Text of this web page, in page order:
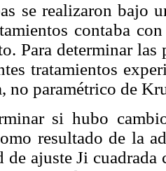
se realizaron bajo
contaba
Para determinar
tratamientos
no paramétrico de
si hubo
resultado de la
de ajuste Ji